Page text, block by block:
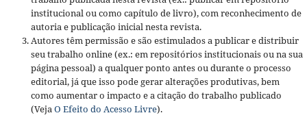
institucional ou como capítulo de livro), com reconhecimento de
autoria e publicação inicial nesta revista.
Autores têm permissão e são estimulados a publicar e distribuir
seu trabalho online (ex.: em repositórios institucionais ou na sua
página pessoal) a qualquer ponto antes ou durante o processo
editorial, já que isso pode gerar alterações produtivas, bem
como aumentar o impacto e a citação do trabalho publicado
(VejaO Efeito do Acesso Livre).